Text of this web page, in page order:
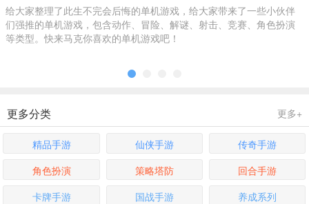
给大家整理了此生不完会后悔的单机游戏，给大家带来了一些小伙伴
们强推的单机游戏，包含动作、冒险、解谜、射击、竞赛、角色扮演
等类型。快来马克你喜欢的单机游戏吧！
更多+
更多分类
精品手游 仙侠手游
传奇手游
角色扮演
策略塔防
回合手游
卡牌手游
国战手游
养成系列